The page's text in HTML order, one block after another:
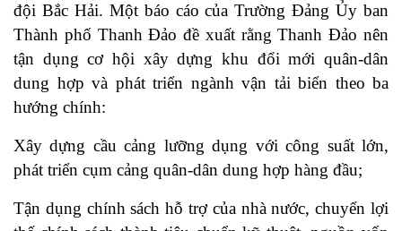
đội Bắc Hải. Một báo cáo của Trường Đảng Ủy ban
Thành phố Thanh Đảo đề xuất rằng Thanh Đảo nên
tận dụng cơ hội xây dựng khu đổi mới quân-dân
dung hợp và phát triển ngành vận tải biển theo ba
hướng chính:
Xây dựng cầu cảng lưỡng dụng với công suất lớn,
phát triển cụm cảng quân-dân dung hợp hàng đầu;
Tận dụng chính sách hỗ trợ của nhà nước, chuyển lợi